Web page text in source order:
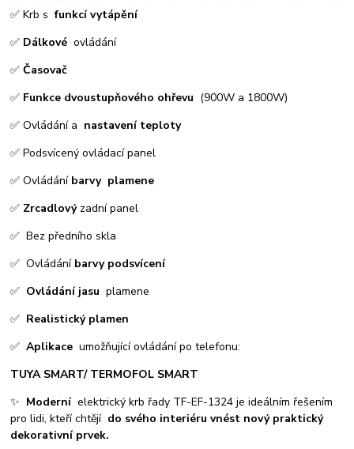
✅ Krb sfunkcí vytápění
✅ Dálkové ovládání
✅Časovač
✅ Funkce dvoustupňového ohřevu (900W a 1800W)
✅ Ovládání a nastavení teploty
✅ Podsvícený ovládací panel
✅ Ovládání barvy plamene
✅ Zrcadlovýzadní panel
✅ Bez předního skla
✅ Ovládání barvy podsvícení
✅ Ovládání jasu plamene
✅ Realistický plamen
✅Aplikace umožňující ovládání po telefonu:
TUYA SMART/ TERMOFOL SMART
✨ Moderníelektrický krb řady TF-EF-1324 je ideálním řešením
pro lidi, kteří chtějí do svého interiéru vnést nový praktický
dekorativní prvek.